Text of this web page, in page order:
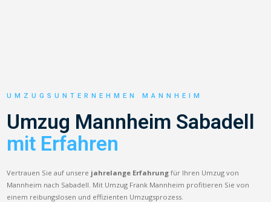
UMZUGSUNTERNEHMEN MANNHEIM
Umzug Mannheim Sabadell
mit Erfahren
Vertrauen Sie auf unsere jahrelange Erfahrung für Ihren Umzug von
Mannheim nach Sabadell. Mit Umzug Frank Mannheim profitieren Sie von
einem reibungslosen und effizienten Umzugsprozess.